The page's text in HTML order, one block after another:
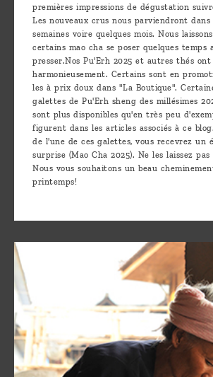
premières impressions de dégustation
Les nouveaux crus nous parviendront dans
semaines voire quelques mois. Nous
certains mao cha se poser quelques temps
presser.Nos Pu'Erh 2025 et autres thés
harmonieusement. Certains sont en
les à prix doux dans "La Boutique".
galettes de Pu'Erh sheng des millésimes
sont plus disponibles qu'en très peu
figurent dans les articles associés à ce
de l'une de ces galettes, vous recevrez un
surprise (Mao Cha 2025). Ne les laissez pas
Nous vous souhaitons un beau
printemps!